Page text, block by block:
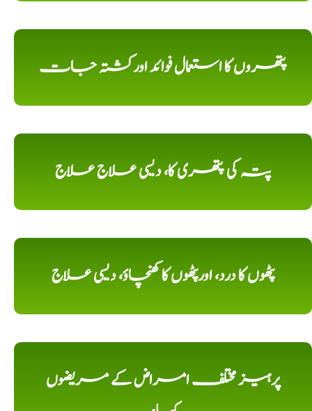
پتھروں کا استعمال فوائد اورکشتہ جات
پتہ کی پتھری کا، دیسی علاج علاج
پٹھوں کا درد، اورپٹھوں کا کھنچاؤ، دیسی علاج
پرہیز مختلف امراض کے مریضوں